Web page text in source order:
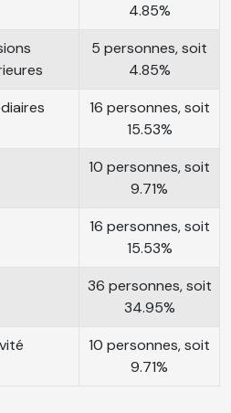
4.85%
5 personnes, soit
4.85%
16 personnes, soit
15.53%
10 personnes, soit
9.71%
16 personnes, soit
15.53%
36 personnes, soit
34.95%
10 personnes, soit
9.71%